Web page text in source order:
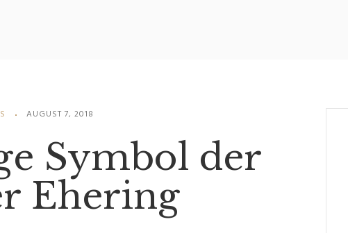
AUGUST 7, 2018
Symbol der
Ehering